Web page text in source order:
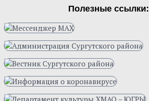
Полезные ссылки: